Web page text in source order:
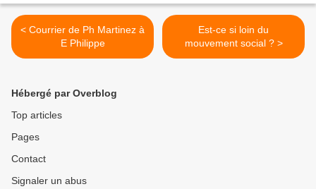
< Courrier de Ph Martinez à
E Philippe
Est-ce si loin du
mouvement social ? >
Hébergé par Overblog
Top articles
Pages
Contact
Signaler un abus